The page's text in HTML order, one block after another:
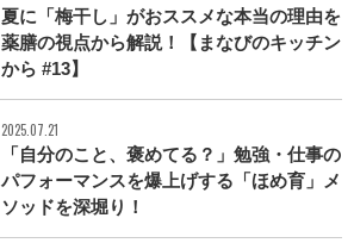
夏に「梅干し」がおススメな本当の理由を
薬膳の視点から解説！【まなびのキッチン
から #13】
2025.07.21
「自分のこと、褒めてる？」勉強・仕事の
パフォーマンスを爆上げする「ほめ育」メ
ソッドを深堀り！